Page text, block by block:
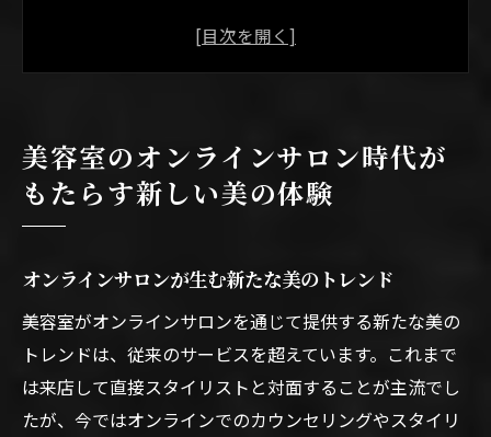
リモートでも可能な美容室体験の拡張
美容室のオンライン化がもたらす利便性
新しい時代の美容室体験とは
自宅で受けるプロのアドバイス美容室のオンラ
イン化が進む理由
時間と場所を超えるプロの美容アドバイス
オンライン化がもたらす新しい利便性
自宅で受けられる美容室のサービス
美容室のオンラインサロン時代が
もたらす新しい美の体験
オンラインサロンが生む新たな美のトレンド
美容室がオンラインサロンを通じて提供する新たな美の
トレンドは、従来のサービスを超えています。これまで
は来店して直接スタイリストと対面することが主流でし
たが、今ではオンラインでのカウンセリングやスタイリ